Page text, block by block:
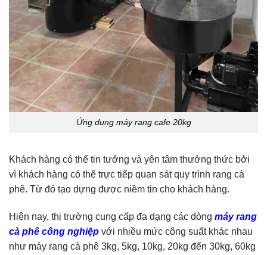
Ứng dụng máy rang cafe 20kg
Khách hàng có thể tin tưởng và yên tâm thưởng thức bởi
vì khách hàng có thể trực tiếp quan sát quy trình rang cà
phê. Từ đó tạo dựng được niềm tin cho khách hàng.
Hiện nay, thị trường cung cấp đa dạng các dòng máy rang
cà phê công nghiệp với nhiều mức công suất khác nhau
như máy rang cà phê 3kg, 5kg, 10kg, 20kg đến 30kg, 60kg